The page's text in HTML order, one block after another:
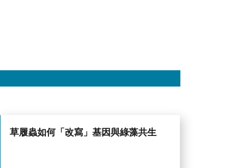
草履蟲如何「改寫」基因與綠藻共生